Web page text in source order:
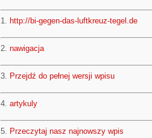
1. http://bi-gegen-das-luftkreuz-tegel.de
2. nawigacja
3. Przejdź do pełnej wersji wpisu
4. artykuly
5. Przeczytaj nasz najnowszy wpis